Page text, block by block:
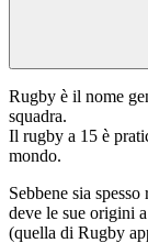
Rugby è il nome
squadra.
Il rugby a 15 è
mondo.
Sebbene sia
deve le sue origini
(quella di Rugby